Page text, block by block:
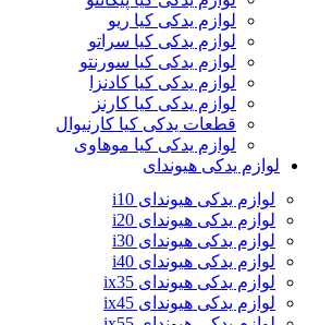
لوازم یدکی کیا ریو
لوازم یدکی کیا سراتو
لوازم یدکی کیا سورنتو
لوازم یدکی کیا کادنزا
لوازم یدکی کیا کارنز
قطعات یدکی کیا کارنیوال
لوازم یدکی کیا موهاوی
لوازم یدکی هیوندای
لوازم یدکی هیوندای i10
لوازم یدکی هیوندای i20
لوازم یدکی هیوندای i30
لوازم یدکی هیوندای i40
لوازم یدکی هیوندای ix35
لوازم یدکی هیوندای ix45